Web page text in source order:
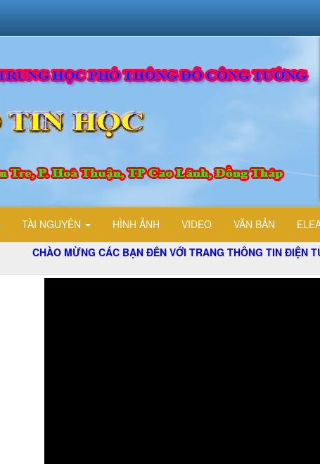
TÀI NGUYÊN HÌNH ẢNH VIDEO VĂN BẢN
MỪNG CÁC BẠN ĐẾN VỚI TRANG THÔNG TIN ĐIỆN TỬ TỔ TIN